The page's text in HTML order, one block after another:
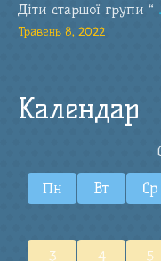
Діти старшої групи “
Травень 8, 2022
Календар
Пн Вт Ср
3 4 5